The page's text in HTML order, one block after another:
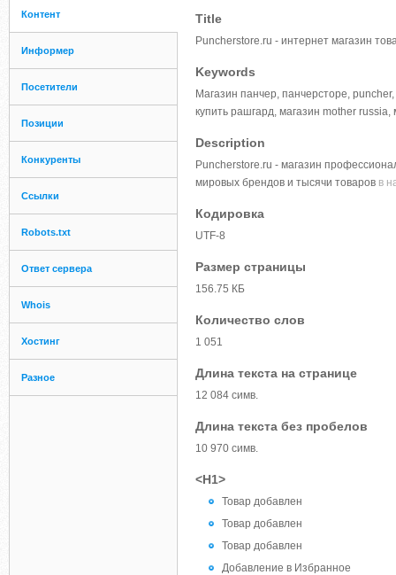
Контент
Информер
Посетители
Позиции
Конкуренты
Ссылки
Robots.txt
Ответ сервера
Whois
Хостинг
Разное
Title
Puncherstore.ru - интернет магазин
Keywords
Магазин панчер, панчерсторе,
купить рашгард, магазин mother
Description
Puncherstore.ru - магазин
мировых брендов и тысячи товаров в
Кодировка
UTF-8
Размер страницы
156.75 КБ
Количество слов
1 051
Длина текста на странице
12 084 симв.
Длина текста без пробелов
10 970 симв.
<H1>
Товар добавлен
Товар добавлен
Товар добавлен
Добавление в Избранное